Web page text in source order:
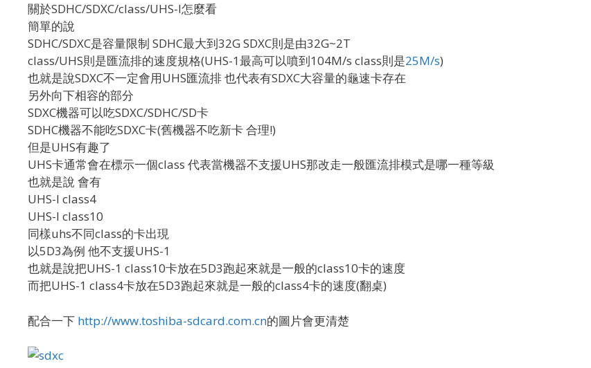
關於SDHC/SDXC/class/UHS-I怎麼看
簡單的說
SDHC/SDXC是容量限制 SDHC最大到32G SDXC則是由32G~2T
class/UHS則是匯流排的速度規格(UHS-1最高可以噴到104M/s class則是25M/s)
也就是說SDXC不一定會用UHS匯流排 也代表有SDXC大容量的龜速卡存在
另外向下相容的部分
SDXC機器可以吃SDXC/SDHC/SD卡
SDHC機器不能吃SDXC卡(舊機器不吃新卡 合理!)
但是UHS有趣了
UHS卡通常會在標示一個class 代表當機器不支援UHS那改走一般匯流排模式是哪一種等級
也就是說 會有
UHS-I class4
UHS-I class10
同樣uhs不同class的卡出現
以5D3為例 他不支援UHS-1
也就是說把UHS-1 class10卡放在5D3跑起來就是一般的class10卡的速度
而把UHS-1 class4卡放在5D3跑起來就是一般的class4卡的速度(翻桌)
配合一下 http://www.toshiba-sdcard.com.cn的圖片會更清楚